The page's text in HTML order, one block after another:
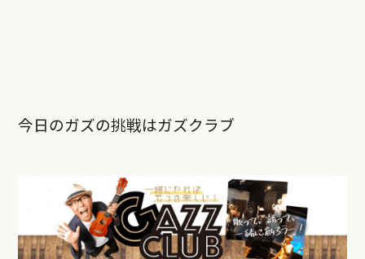
今日のガズの挑戦はガズクラブ